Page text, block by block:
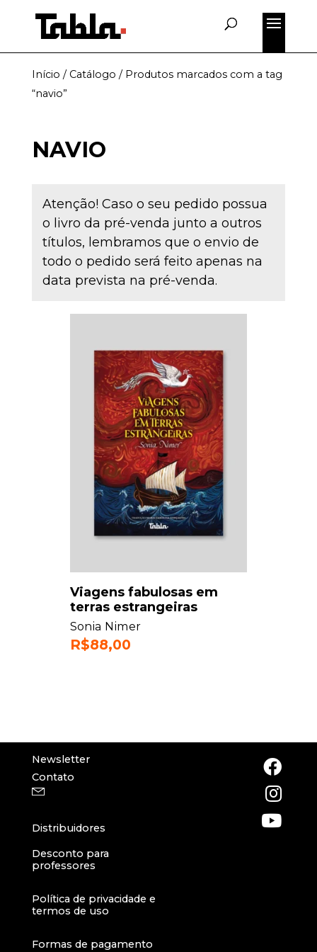
Início / Catálogo / Produtos marcados com a tag
“navio”
NAVIO
Atenção! Caso o seu pedido possua
o livro da pré-venda junto a outros
títulos, lembramos que o envio de
todo o pedido será feito apenas na
data prevista na pré-venda.
Viagens fabulosas em
terras estrangeiras
Sonia Nimer
R$88,00
Newsletter
Contato
Distribuidores
Desconto para
professores
Política de privacidade e
termos de uso
Formas de pagamento